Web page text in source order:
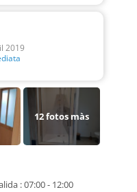
2019
12fotos màs
: 07:00 - 12:00